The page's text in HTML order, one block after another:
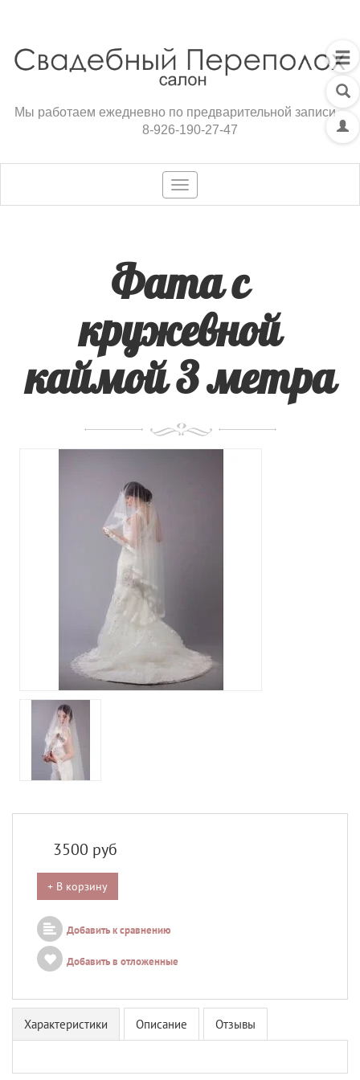
Мы работаем ежедневно по предварительной записи
8-926-190-27-47
Toggle
navigation
Фата с
кружевной
каймой 3 метра
3500 руб
+ В корзину
Добавить к сравнению
Добавить в отложенные
Характеристики Описание Отзывы